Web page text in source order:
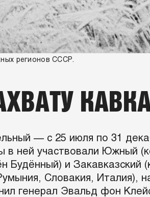
регионов СССР.
— с 25 июля по 31
в ней участвовали Южный
Будённый) и
Словакия, Италия),
генерал Эвальд фон